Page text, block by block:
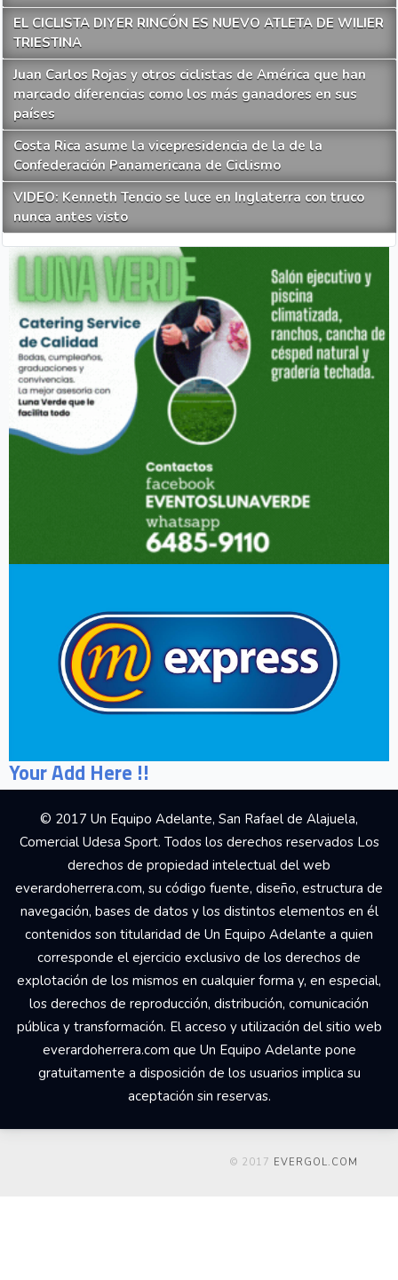
EL CICLISTA DIYER RINCÓN ES NUEVO ATLETA DE WILIER
TRIESTINA
Juan Carlos Rojas y otros ciclistas de América que han
marcado diferencias como los más ganadores en sus
países
Costa Rica asume la vicepresidencia de la de la
Confederación Panamericana de Ciclismo
VIDEO: Kenneth Tencio se luce en Inglaterra con truco
nunca antes visto
Your Add Here !!
© 2017 Un Equipo Adelante, San Rafael de Alajuela,
Comercial Udesa Sport. Todos los derechos reservados Los
derechos de propiedad intelectual del web
everardoherrera.com, su código fuente, diseño, estructura de
navegación, bases de datos y los distintos elementos en él
contenidos son titularidad de Un Equipo Adelante a quien
corresponde el ejercicio exclusivo de los derechos de
explotación de los mismos en cualquier forma y, en especial,
los derechos de reproducción, distribución, comunicación
pública y transformación. El acceso y utilización del sitio web
everardoherrera.com que Un Equipo Adelante pone
gratuitamente a disposición de los usuarios implica su
aceptación sin reservas.
© 2017 EVERGOL.COM